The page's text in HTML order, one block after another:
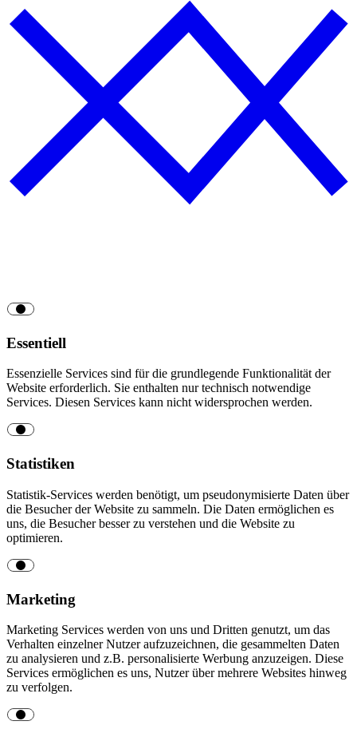
Essentiell
Essenzielle Services sind für die grundlegende Funktionalität der
Website erforderlich. Sie enthalten nur technisch notwendige
Services. Diesen Services kann nicht widersprochen werden.
Statistiken
Statistik-Services werden benötigt, um pseudonymisierte Daten über
die Besucher der Website zu sammeln. Die Daten ermöglichen es
uns, die Besucher besser zu verstehen und die Website zu
optimieren.
Marketing
Marketing Services werden von uns und Dritten genutzt, um das
Verhalten einzelner Nutzer aufzuzeichnen, die gesammelten Daten
zu analysieren und z.B. personalisierte Werbung anzuzeigen. Diese
Services ermöglichen es uns, Nutzer über mehrere Websites hinweg
zu verfolgen.